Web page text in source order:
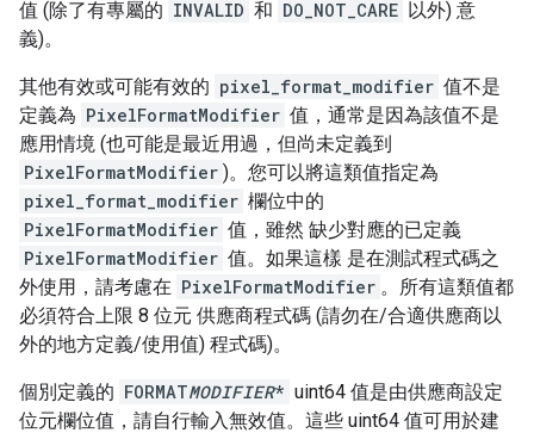
值 (除了有專屬的 INVALID 和 DO_NOT_CARE 以外) 意
義)。
其他有效或可能有效的 pixel_format_modifier 值不是
定義為 PixelFormatModifier 值，通常是因為該值不是
應用情境 (也可能是最近用過，但尚未定義到
PixelFormatModifier )。您可以將這類值指定為
pixel_format_modifier 欄位中的
PixelFormatModifier 值，雖然 缺少對應的已定義
PixelFormatModifier 值。如果這樣 是在測試程式碼之
外使用，請考慮在 PixelFormatModifier 。所有這類值都
必須符合上限 8 位元 供應商程式碼 (請勿在/合適供應商以
外的地方定義/使用值) 程式碼)。
個別定義的 FORMATMODIFIER* uint64 值是由供應商設定
位元欄位值，請自行輸入無效值。這些 uint64 值可用於建